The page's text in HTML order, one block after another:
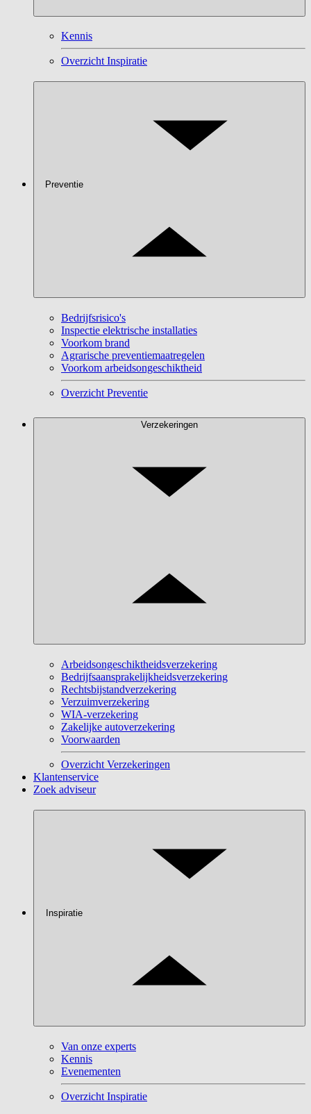
Kennis
Overzicht Inspiratie
Preventie
Bedrijfsrisico's
Inspectie elektrische installaties
Voorkom brand
Agrarische preventiemaatregelen
Voorkom arbeidsongeschiktheid
Overzicht Preventie
Verzekeringen
Arbeidsongeschiktheidsverzekering
Bedrijfsaansprakelijkheidsverzekering
Rechtsbijstandverzekering
Verzuimverzekering
WIA-verzekering
Zakelijke autoverzekering
Voorwaarden
Overzicht Verzekeringen
Klantenservice
Zoek adviseur
Inspiratie
Van onze experts
Kennis
Evenementen
Overzicht Inspiratie